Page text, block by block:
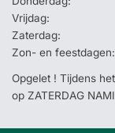
Vrijdag:
Zaterdag:
Zon- en feestdagen:
Opgelet ! Tijdens
op ZATERDAG